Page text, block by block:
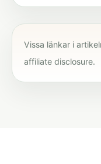
Vissa länkar i
affiliate disclosure.